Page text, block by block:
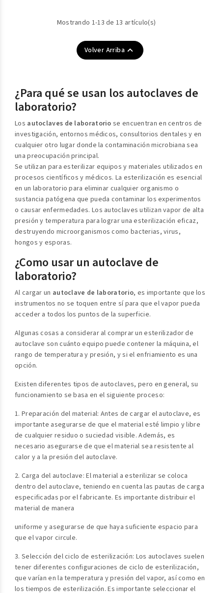
invasivos con el fin de
cruzadas.
Mostrando 1-13 de 13 artículo(s)
Volver Arriba 
¿Para qué se usan los autoclaves de
laboratorio?
Los autoclaves de laboratoriose encuentran en centros de
investigación, entornos médicos, consultorios dentales y en
cualquier otro lugar donde la contaminación microbiana sea
una preocupación principal.
Se utilizan para esterilizar equipos y materiales utilizados en
procesos científicos y médicos. La esterilización es esencial
en un laboratorio para eliminar cualquier organismo o
sustancia patógena que pueda contaminar los experimentos
o causar enfermedades. Los autoclaves utilizan vapor de alta
presión y temperatura para lograr una esterilización eficaz,
destruyendo microorganismos como bacterias, virus,
hongos y esporas.
¿Como usar un autoclave de
laboratorio?
Al cargar un autoclave de laboratorio, es importante que los
instrumentos no se toquen entre sí para que el vapor pueda
acceder a todos los puntos de la superficie.
Algunas cosas a considerar al comprar un esterilizador de
autoclave son cuánto equipo puede contener la máquina, el
rango de temperatura y presión, y si el enfriamiento es una
opción.
Existen diferentes tipos de autoclaves, pero en general, su
funcionamiento se basa en el siguiente proceso:
1. Preparación del material: Antes de cargar el autoclave, es
importante asegurarse de que el material esté limpio y libre
de cualquier residuo o suciedad visible. Además, es
necesario asegurarse de que el material sea resistente al
calor y a la presión del autoclave.
2. Carga del autoclave: El material a esterilizar se coloca
dentro del autoclave, teniendo en cuenta las pautas de carga
especificadas por el fabricante. Es importante distribuir el
material de manera
uniforme y asegurarse de que haya suficiente espacio para
que el vapor circule.
3. Selección del ciclo de esterilización: Los autoclaves suelen
tener diferentes configuraciones de ciclo de esterilización,
que varían en la temperatura y presión del vapor, así como en
los tiempos de esterilización. Es importante seleccionar el